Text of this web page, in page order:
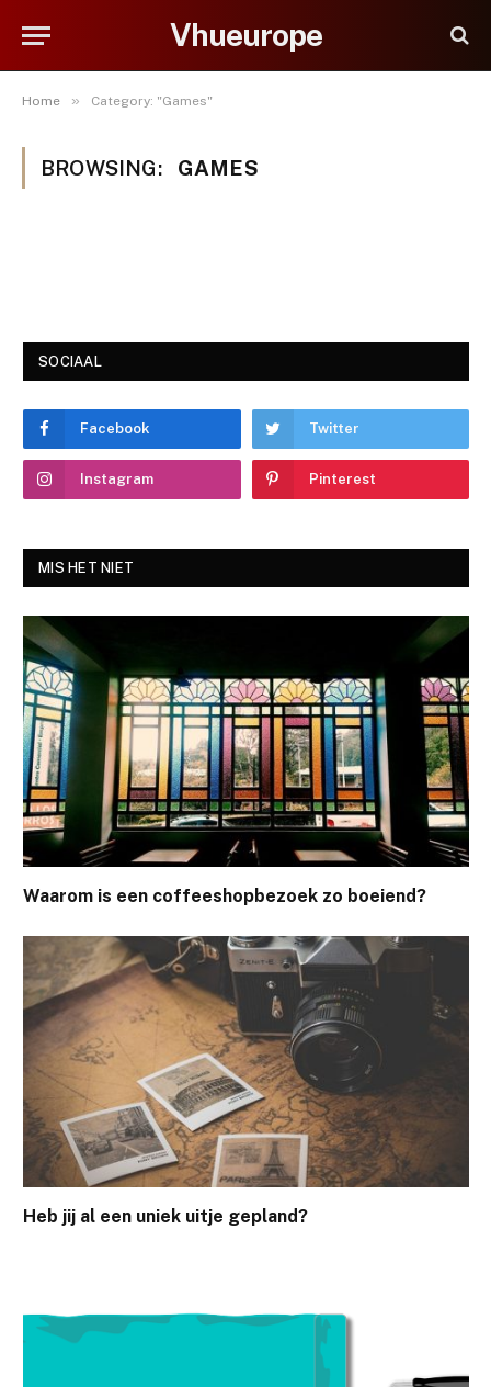
Vhueurope
Home » Category: "Games"
BROWSING: GAMES
SOCIAAL
Facebook Twitter
Instagram Pinterest
MIS HET NIET
Waarom is een coffeeshopbezoek zo boeiend?
Heb jij al een uniek uitje gepland?